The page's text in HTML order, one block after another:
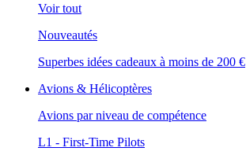
Voir tout
Nouveautés
Superbes idées cadeaux à moins de 200 €
Avions & Hélicoptères
Avions par niveau de compétence
L1 - First-Time Pilots